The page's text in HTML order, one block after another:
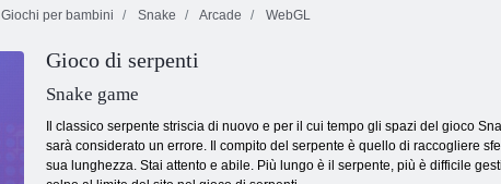
Giurassica Dino
Caccia
Giochi per bambini Snake Arcade WebGL
Gioco di serpenti
Snake game
Il classico serpente striscia di nuovo e per il cui tempo gli spazi del gioco
sarà considerato un errore. Il compito del serpente è quello di raccogliere
sua lunghezza. Stai attento e abile. Più lungo è il serpente, più è difficile